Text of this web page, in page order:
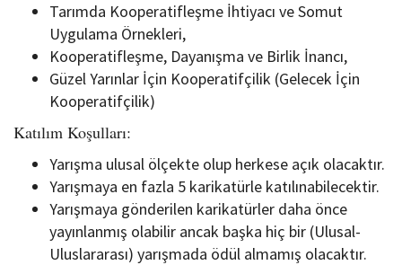
Tarımda Kooperatifleşme İhtiyacı ve Somut
Uygulama Örnekleri,
Kooperatifleşme, Dayanışma ve Birlik İnancı,
Güzel Yarınlar İçin Kooperatifçilik (Gelecek İçin
Kooperatifçilik)
Katılım Koşulları:
Yarışma ulusal ölçekte olup herkese açık olacaktır.
Yarışmaya en fazla 5 karikatürle katılınabilecektir.
Yarışmaya gönderilen karikatürler daha önce
yayınlanmış olabilir ancak başka hiç bir (Ulusal-
Uluslararası) yarışmada ödül almamış olacaktır.